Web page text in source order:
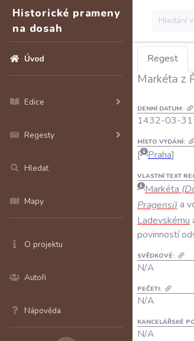
Historické prameny
na dosah
Úvod
Edice
Regesty
Hledat
Mapy
O projektu
Autoři
Nápověda
Regest
Markéta z
DENNÍ DATUM:
1432-03-31
MÍSTO VYDÁNÍ:
Praha
VLASTNÍ TEXT
Markéta (
Pragensi) a
Ladevskému
povinností
SVĚDKOVÉ:
N/A
PEČETI:
N/A
KANCELÁŘSKÉ
N/A